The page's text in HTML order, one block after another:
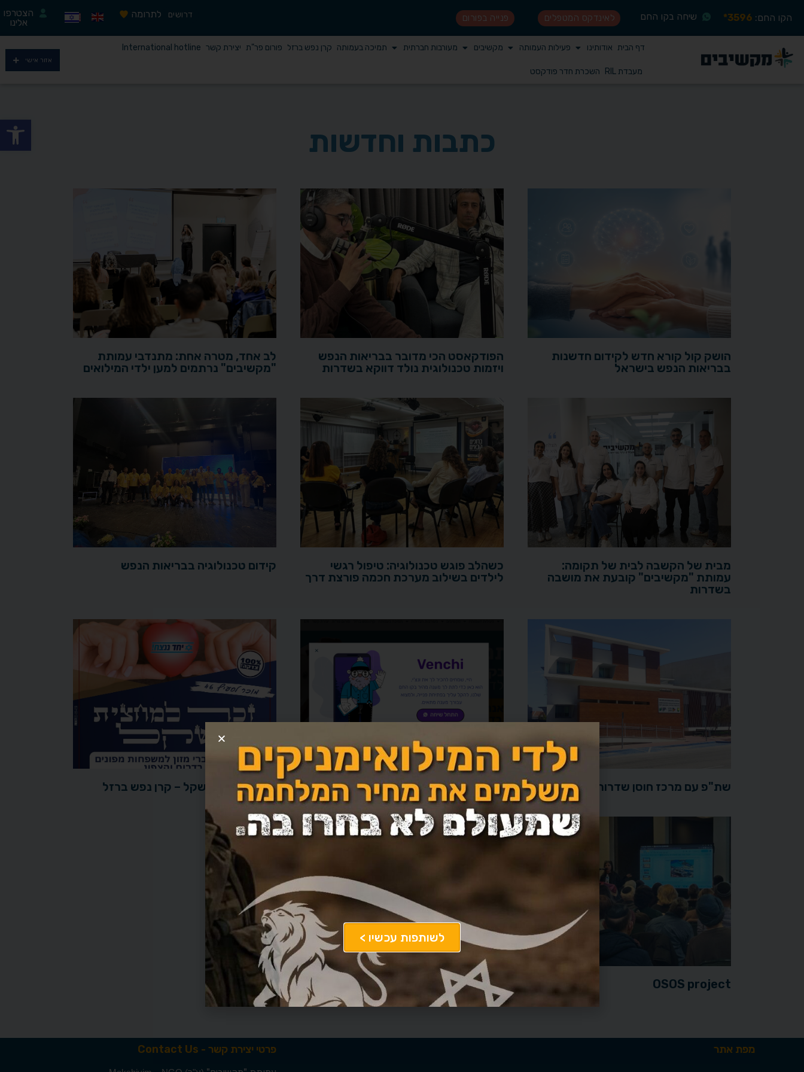
הקו החם: 3596* שיחה בקו החם לאינדקס המטפלים פנייה בפורום דרושים לתרומה
הצטרפו
אלינו
דף הבית אודותינו פעילות העמותה מקשיבים מעורבות חברתית תמיכה בעמותה קרן נפש ברזל פורום פר"ת יצירת קשר International hotline
מעבדת RIL השכרת חדר פודקסט
אזור אישי
כתבות וחדשות
הושק קול קורא חדש לקידום חדשנות
בבריאות הנפש בישראל
הפודקאסט הכי מדובר בבריאות הנפש
ויזמות טכנולוגית נולד דווקא בשדרות
לב אחד, מטרה אחת: מתנדבי עמותת
"מקשיבים" נרתמים למען ילדי המילואים
מבית של הקשבה לבית של תקומה:
עמותת "מקשיבים" קובעת את מושבה
בשדרות
כשהלב פוגש טכנולוגיה: טיפול רגשי
לילדים בשילוב מערכת חכמה פורצת דרך
קידום טכנולוגיה בבריאות הנפש
שת"פ עם מרכז חוסן שדרות טכנולוגיה חדשה לשירותכם בענ"ד זכר למחצית השקל – קרן נפש ברזל
OSOS project
מפת אתר פרטי יצירת קשר - Contact Us
לשותפות עכשיו >